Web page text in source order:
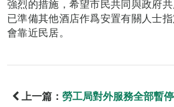
強烈的措施，希望市民共同與政府
已準備其他酒店作爲安置有關人士
會靠近民居。
上一篇： 勞工局對外服務全部暫停